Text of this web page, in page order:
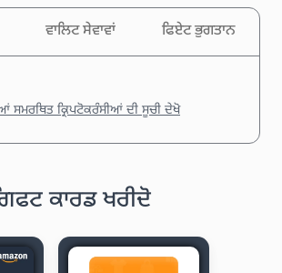
ਵਾਲਿਟ ਸੇਵਾਵਾਂ ਫਿਏਟ ਭੁਗਤਾਨ
ਸਮਰਥਿਤ ਕ੍ਰਿਪਟੋਕਰੰਸੀਆਂ ਦੀ ਸੂਚੀ ਦੇਖੋ
ਕਾਰਡ ਖਰੀਦੋ